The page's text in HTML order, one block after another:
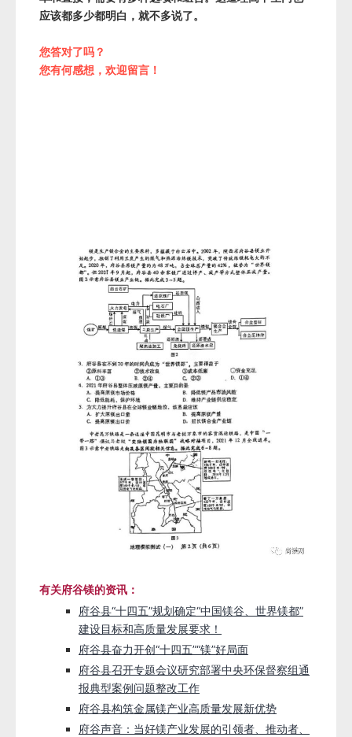
应该都多少都明白，就不多说了。
您答对了吗？
您有何感想，欢迎留言！
有关府谷镁的资讯：
府谷县“十四五”规划确定“中国镁谷、世界镁都”
建设目标和高质量发展要求！
府谷县奋力开创“十四五”“镁”好局面
府谷县召开专题会议研究部署中央环保督察组通
报典型案例问题整改工作
府谷县构筑金属镁产业高质量发展新优势
府谷声音：当好镁产业发展的引领者、推动者、